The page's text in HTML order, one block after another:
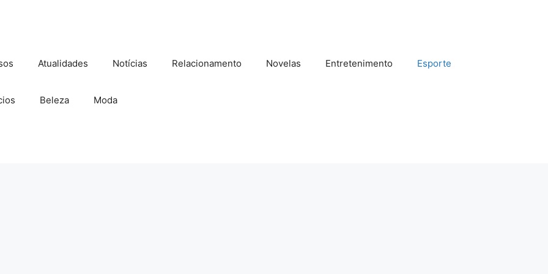
Atualidades Notícias Relacionamento Novelas Entretenimento Esporte
Beleza Moda